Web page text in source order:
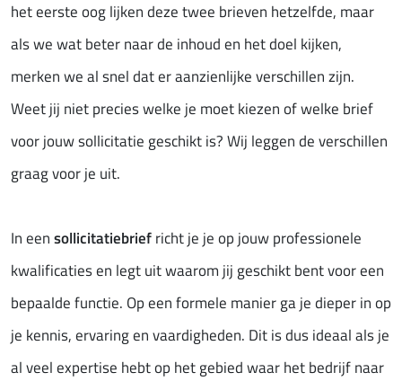
het eerste oog lijken deze twee brieven hetzelfde, maar
als we wat beter naar de inhoud en het doel kijken,
merken we al snel dat er aanzienlijke verschillen zijn.
Weet jij niet precies welke je moet kiezen of welke brief
voor jouw sollicitatie geschikt is? Wij leggen de verschillen
graag voor je uit.
In eensollicitatiebriefricht je je op jouw professionele
kwalificaties en legt uit waarom jij geschikt bent voor een
bepaalde functie. Op een formele manier ga je dieper in op
je kennis, ervaring en vaardigheden. Dit is dus ideaal als je
al veel expertise hebt op het gebied waar het bedrijf naar